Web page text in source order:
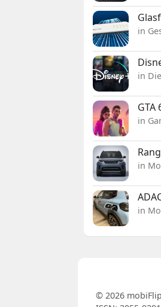
in
in
in
in
in
© 2026